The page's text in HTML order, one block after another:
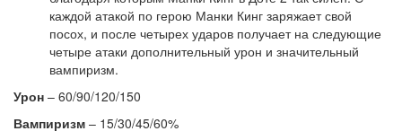
каждой атакой по герою Манки Кинг заряжает свой
посох, и после четырех ударов получает на следующие
четыре атаки дополнительный урон и значительный
вампиризм.
Урон – 60/90/120/150
Вампиризм – 15/30/45/60%